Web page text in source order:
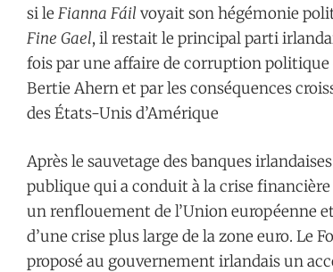
si le Fianna Fáil voyait son hégémonie
Fine Gael, il restait le principal parti
fois par une affaire de corruption
Bertie Ahern et par les conséquences
des États-Unis d’Amérique
Après le sauvetage des banques
publique qui a conduit à la crise
un renflouement de l’Union européenne
d’une crise plus large de la zone euro. Le
proposé au gouvernement irlandais un